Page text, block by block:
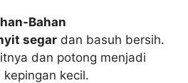
Bahan
segardan basuh bersih.
dan potong menjadi
kecil.